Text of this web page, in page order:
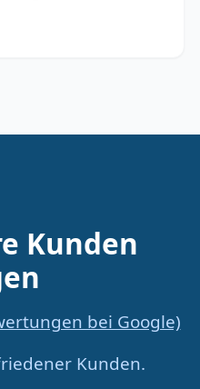
Kunden
bei Google)
Kunden.